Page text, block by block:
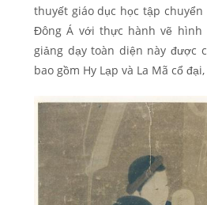
thuyết giáo dục học tập
Đông Á với thực hành vẽ hình
giảng dạy toàn diện này được
bao gồm Hy Lạp và La Mã cổ